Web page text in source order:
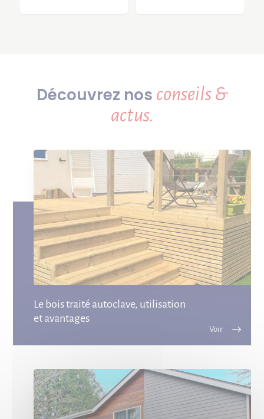
Découvrez nos conseils &
actus.
Le bois traité autoclave, utilisation
et avantages